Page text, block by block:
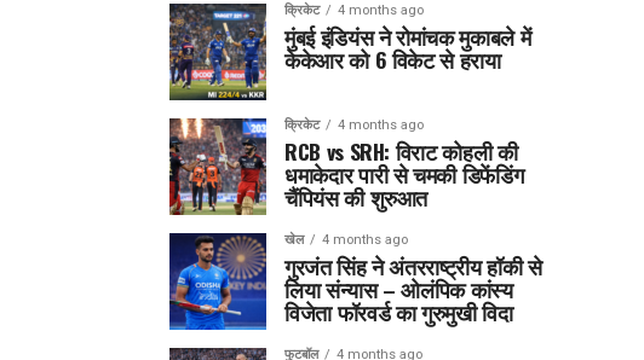
क्रिकेट 4 months ago
मुंबई इंडियंस ने रोमांचक मुकाबले में
केकेआर को 6 विकेट से हराया
क्रिकेट 4 months ago
RCB vs SRH: विराट कोहली की
धमाकेदार पारी से चमकी डिफेंडिंग
चैंपियंस की शुरुआत
खेल 4 months ago
गुरजंत सिंह ने अंतरराष्ट्रीय हॉकी से
लिया संन्यास – ओलंपिक कांस्य
विजेता फॉरवर्ड का गुरुमुखी विदा
फुटबॉल 4 months ago